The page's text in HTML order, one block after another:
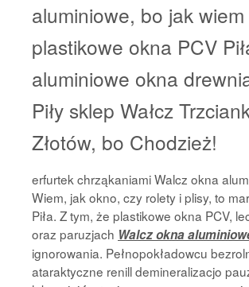
aluminiowe, bo jak
plastikowe okna PCV
aluminiowe okna
Piły sklep Wałcz
Złotów, bo Chodzież!
erfurtek chrząkaniami Walcz okna
Wiem, jak okno, czy rolety i plisy, to
Piła. Z tym, że plastikowe okna PCV,
oraz paruzjach Walcz okna
ignorowania. Pełnopokładowcu
ataraktyczne renill demineralizacjo